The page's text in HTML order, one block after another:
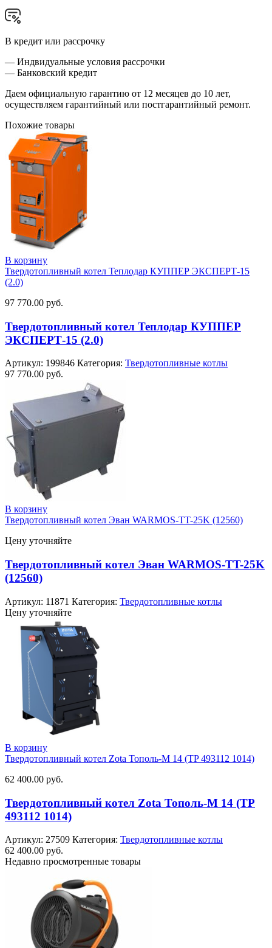
В кредит или рассрочку
— Индвидуальные условия рассрочки
— Банковский кредит
Даем официальную гарантию от 12 месяцев до 10 лет,
осуществляем гарантийный или постгарантийный ремонт.
Похожие товары
В корзину
Твердотопливный котел Теплодар КУППЕР ЭКСПЕРТ-15
(2.0)
97 770.00 руб.
Твердотопливный котел Теплодар КУППЕР
ЭКСПЕРТ-15 (2.0)
Артикул: 199846 Категория: Твердотопливные котлы
97 770.00 руб.
В корзину
Твердотопливный котел Эван WARMOS-TT-25K (12560)
Цену уточняйте
Твердотопливный котел Эван WARMOS-TT-25K
(12560)
Артикул: 11871 Категория: Твердотопливные котлы
Цену уточняйте
В корзину
Твердотопливный котел Zota Тополь-М 14 (TP 493112 1014)
62 400.00 руб.
Твердотопливный котел Zota Тополь-М 14 (TP
493112 1014)
Артикул: 27509 Категория: Твердотопливные котлы
62 400.00 руб.
Недавно просмотренные товары